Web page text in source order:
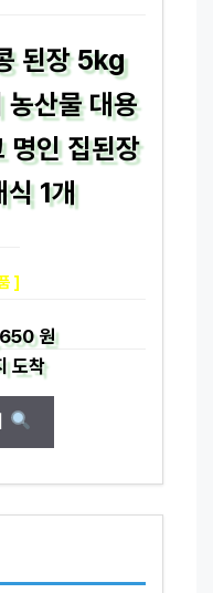
된장 5kg
산물 대용
명인 집된장
식 1개
]
원
도착